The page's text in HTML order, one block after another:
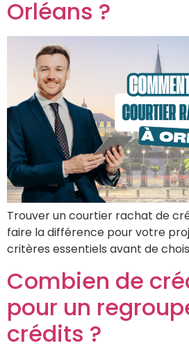
Orléans ?
Trouver un courtier rachat de
faire la différence pour votre
critères essentiels avant de
Combien de
pour un
crédits ?